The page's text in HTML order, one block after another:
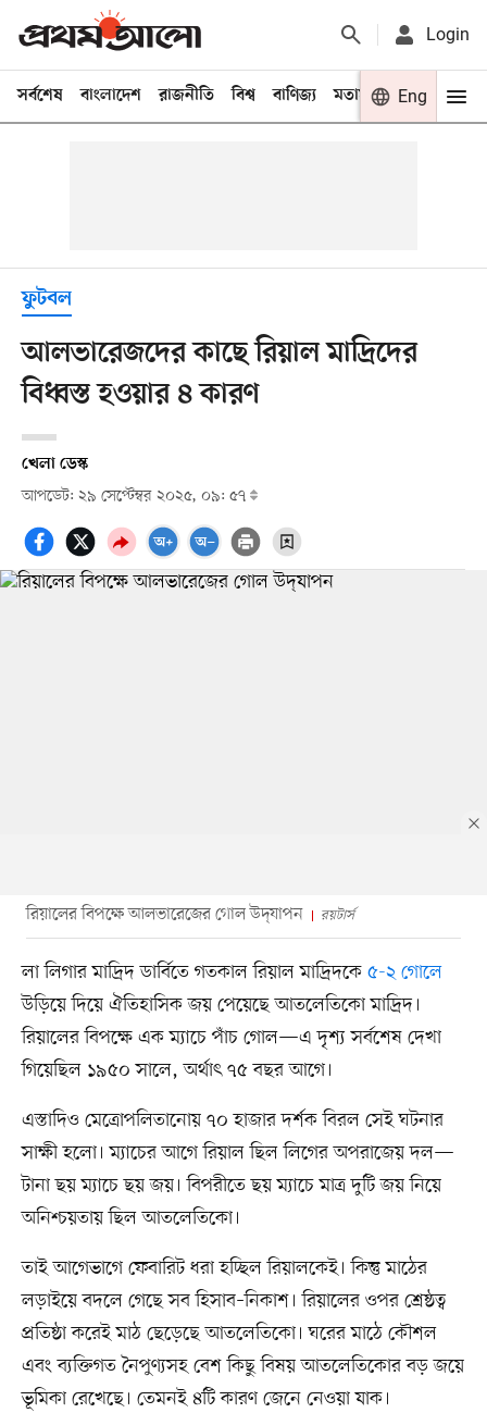
Login
সর্বশেষ বাংলাদেশ রাজনীতি বিশ্ব বাণিজ্য মতামত খেলা
Eng
ফুটবল
আলভারেজদের কাছে রিয়াল মাদ্রিদের
বিধ্বস্ত হওয়ার ৪ কারণ
খেলা ডেস্ক
আপডেট: ২৯ সেপ্টেম্বর ২০২৫, ০৯: ৫৭
রিয়ালের বিপক্ষে আলভারেজের গোল উদ্‌যাপন রয়টার্স
লা লিগার মাদ্রিদ ডার্বিতে গতকাল রিয়াল মাদ্রিদকে ৫-২ গোলে
উড়িয়ে দিয়ে ঐতিহাসিক জয় পেয়েছে আতলেতিকো মাদ্রিদ।
রিয়ালের বিপক্ষে এক ম্যাচে পাঁচ গোল—এ দৃশ্য সর্বশেষ দেখা
গিয়েছিল ১৯৫০ সালে, অর্থাৎ ৭৫ বছর আগে।
এস্তাদিও মেত্রোপলিতানোয় ৭০ হাজার দর্শক বিরল সেই ঘটনার
সাক্ষী হলো। ম্যাচের আগে রিয়াল ছিল লিগের অপরাজেয় দল—
টানা ছয় ম্যাচে ছয় জয়। বিপরীতে ছয় ম্যাচে মাত্র দুটি জয় নিয়ে
অনিশ্চয়তায় ছিল আতলেতিকো।
তাই আগেভাগে ফেবারিট ধরা হচ্ছিল রিয়ালকেই। কিন্তু মাঠের
লড়াইয়ে বদলে গেছে সব হিসাব–নিকাশ। রিয়ালের ওপর শ্রেষ্ঠত্ব
প্রতিষ্ঠা করেই মাঠ ছেড়েছে আতলেতিকো। ঘরের মাঠে কৌশল
এবং ব্যক্তিগত নৈপুণ্যসহ বেশ কিছু বিষয় আতলেতিকোর বড় জয়ে
ভূমিকা রেখেছে। তেমনই ৪টি কারণ জেনে নেওয়া যাক।